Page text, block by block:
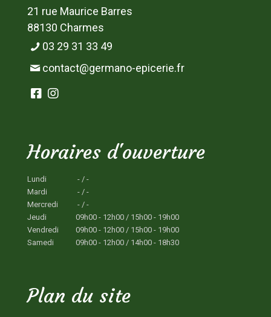
21 rue Maurice Barres
88130 Charmes
03 29 31 33 49
contact@germano-epicerie.fr
Horaires d'ouverture
Lundi
- / -
Mardi
- / -
Mercredi
- / -
Jeudi
09h00 - 12h00 / 15h00 - 19h00
Vendredi
09h00 - 12h00 / 15h00 - 19h00
Samedi
09h00 - 12h00 / 14h00 - 18h30
Plan du site